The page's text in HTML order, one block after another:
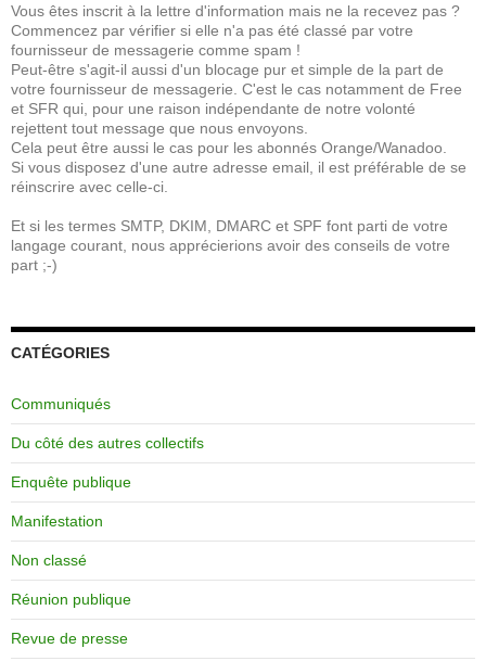
Vous êtes inscrit à la lettre d'information mais ne la recevez pas ?
Commencez par vérifier si elle n'a pas été classé par votre
fournisseur de messagerie comme spam !
Peut-être s'agit-il aussi d'un blocage pur et simple de la part de
votre fournisseur de messagerie. C'est le cas notamment de Free
et SFR qui, pour une raison indépendante de notre volonté
rejettent tout message que nous envoyons.
Cela peut être aussi le cas pour les abonnés Orange/Wanadoo.
Si vous disposez d'une autre adresse email, il est préférable de se
réinscrire avec celle-ci.
Et si les termes SMTP, DKIM, DMARC et SPF font parti de votre
langage courant, nous apprécierions avoir des conseils de votre
part ;-)
CATÉGORIES
Communiqués
Du côté des autres collectifs
Enquête publique
Manifestation
Non classé
Réunion publique
Revue de presse